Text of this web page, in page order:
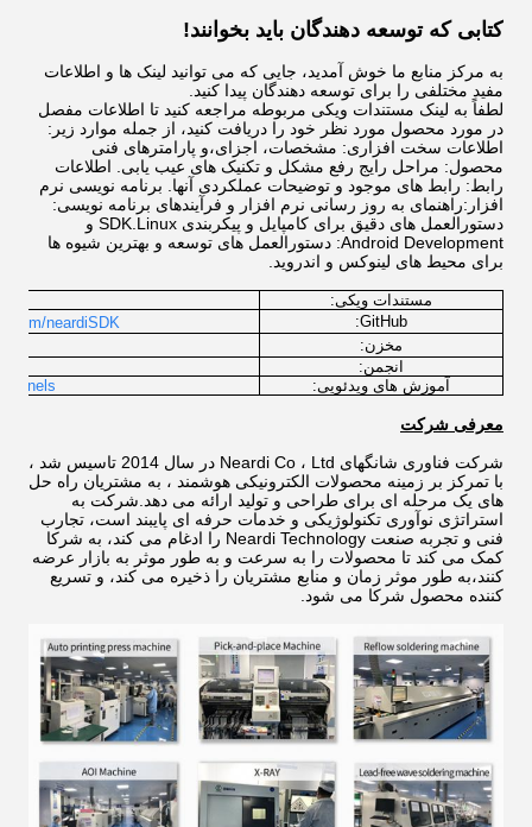
کتابی که توسعه دهندگان باید بخوانند!
به مرکز منابع ما خوش آمدید، جایی که می توانید لینک ها و اطلاعات
مفید مختلفی را برای توسعه دهندگان پیدا کنید.
لطفاً به لینک مستندات ویکی مربوطه مراجعه کنید تا اطلاعات مفصل
در مورد محصول مورد نظر خود را دریافت کنید، از جمله موارد زیر:
اطلاعات سخت افزاری: مشخصات، اجزای،و پارامترهای فنی
محصول: مراحل رایج رفع مشکل و تکنیک های عیب یابی. اطلاعات
رابط: رابط های موجود و توضیحات عملکردی آنها. برنامه نویسی نرم
افزار:راهنمای به روز رسانی نرم افزار و فرآیندهای برنامه نویسی:
دستورالعمل های دقیق برای کامپایل و پیکربندی SDK.Linux و
Android Development: دستورالعمل های توسعه و بهترین شیوه ها
برای محیط های لینوکس و اندروید.
مستندات ویکی:
GitHub:
neardiSDK
مخزن:
انجمن:
آموزش های ویدئویی:
معرفی شرکت
شرکت فناوری شانگهای Neardi Co ، Ltd در سال 2014 تاسیس شد ،
با تمرکز بر زمینه محصولات الکترونیکی هوشمند ، به مشتریان راه حل
های یک مرحله ای برای طراحی و تولید ارائه می دهد.شرکت به
استراتژی نوآوری تکنولوژیکی و خدمات حرفه ای پایبند است، تجارب
فنی و تجربه صنعت Neardi Technology را ادغام می کند، به شرکا
کمک می کند تا محصولات را به سرعت و به طور موثر به بازار عرضه
کنند،به طور موثر زمان و منابع مشتریان را ذخیره می کند، و تسریع
کننده محصول شرکا می شود.